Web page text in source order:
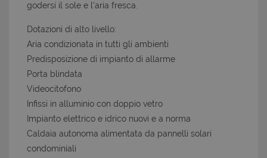
godersi il sole e l'aria fresca.
Dotazioni di alto livello:
Aria condizionata in tutti gli ambienti
Predisposizione di impianto di allarme
Porta blindata
Videocitofono
Infissi in alluminio con doppio vetro
Impianto elettrico e idrico nuovi e a norma
Caldaia autonoma alimentata da pannelli solari
condominiali